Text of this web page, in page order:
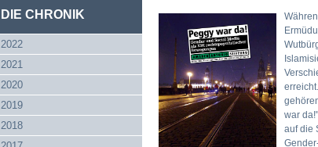
DIE CHRONIK
2022
2021
2020
2019
2018
war
auf die